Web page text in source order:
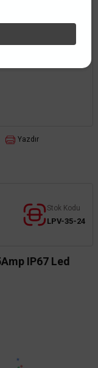
Yazdır
Stok Kodu
LPV-35-24
IP67 Led